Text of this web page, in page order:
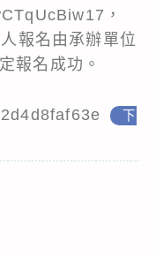
，
報名由承辦單位
報名成功。
下